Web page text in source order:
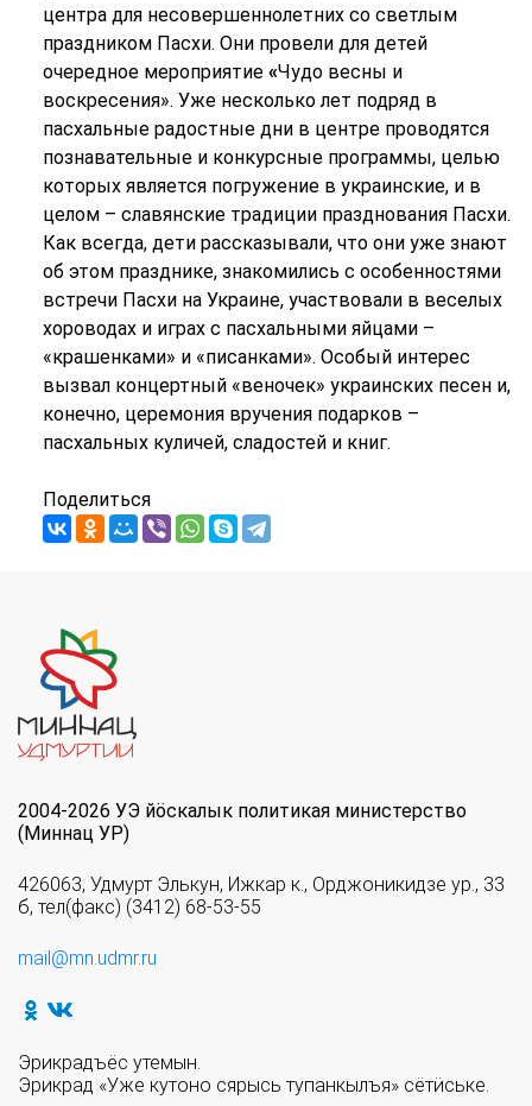
центра для несовершеннолетних со светлым
праздником Пасхи. Они провели для детей
очередное мероприятие «Чудо весны и
воскресения». Уже несколько лет подряд в
пасхальные радостные дни в центре проводятся
познавательные и конкурсные программы, целью
которых является погружение в украинские, и в
целом – славянские традиции празднования Пасхи.
Как всегда, дети рассказывали, что они уже знают
об этом празднике, знакомились с особенностями
встречи Пасхи на Украине, участвовали в веселых
хороводах и играх с пасхальными яйцами –
«крашенками» и «писанками». Особый интерес
вызвал концертный «веночек» украинских песен и,
конечно, церемония вручения подарков –
пасхальных куличей, сладостей и книг.
Поделиться
2004-2026 УЭ йöскалык политикая министерство
(Миннац УР)
426063, Удмурт Элькун, Ижкар к., Орджоникидзе ур., 33
б, тел(факс) (3412) 68-53-55
mail@mn.udmr.ru
Эрикрадъёс утемын.
Эрикрад «Уже кутоно сярысь тупанкылъя» сётӥське.